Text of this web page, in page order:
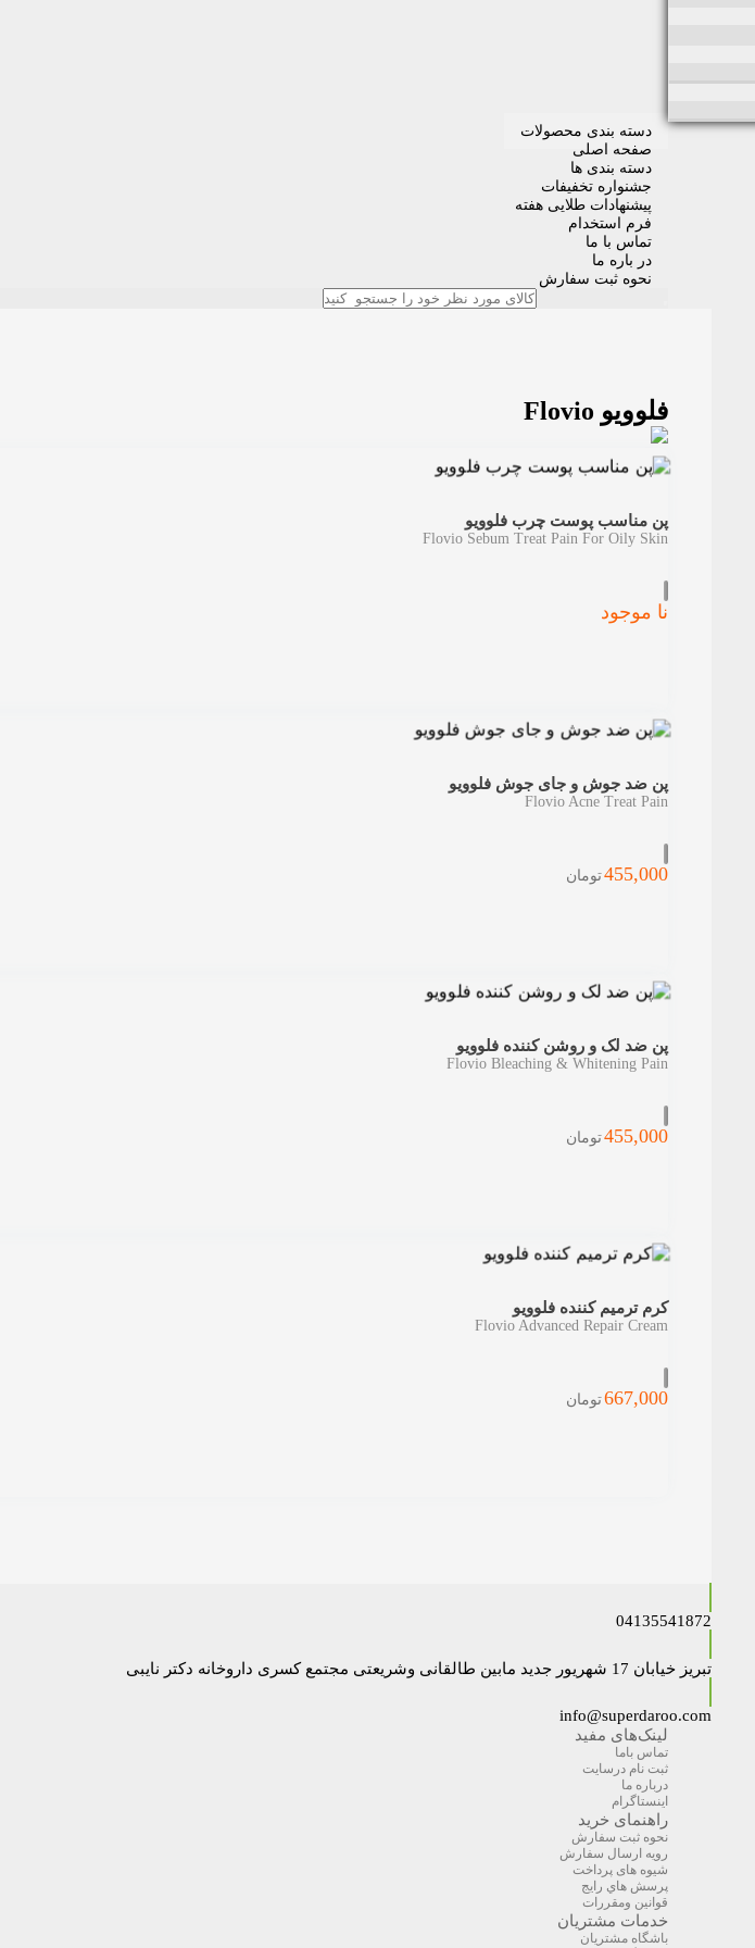
دسته بندی محصولات
صفحه اصلی
دسته بندی ها
جشنواره تخفیفات
پیشنهادات طلایی هفته
فرم استخدام
تماس با ما
در باره ما
نحوه ثبت سفارش
فلوویو Flovio
پن مناسب پوست چرب فلوویو
Flovio Sebum Treat Pain For Oily Skin
نا موجود
پن ضد جوش و جای جوش فلوویو
Flovio Acne Treat Pain
455,000تومان
پن ضد لک و روشن کننده فلوویو
Flovio Bleaching & Whitening Pain
455,000تومان
كرم ترمیم كننده فلوویو
Flovio Advanced Repair Cream
667,000تومان
04135541872
تبریز خیابان 17 شهریور جدید مابین طالقانی وشریعتی مجتمع کسری داروخانه دکتر نایبی
info@superdaroo.com
لینک‌های مفید
تماس باما
ثبت نام درسایت
درباره ما
اینستاگرام
راهنمای خرید
نحوه ثبت سفارش
رویه ارسال سفارش
شیوه های پرداخت
پرسش هاي رايج
قوانین ومقررات
خدمات مشتریان
باشگاه مشتریان